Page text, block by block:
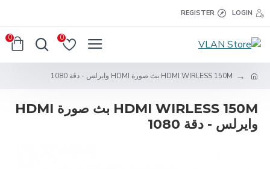
LOGIN
REGISTER
0
0
HDMI WIRLESS 150M بث صورة HDMI وايرلس - دقة 1080
HDMI WIRLESS 150M بث صورة HDMI
وايرلس - دقة 1080